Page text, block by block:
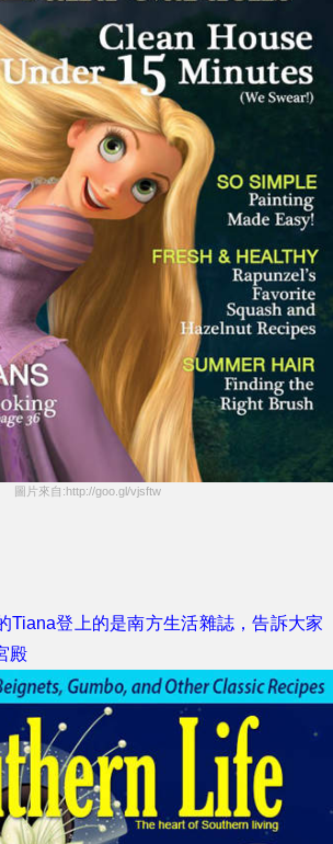
圖片來自:http://goo.gl/vjsftw
Tiana登上的是南方生活雜誌，告訴大家
殿